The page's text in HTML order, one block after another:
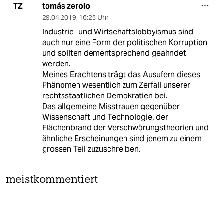
TZ tomás zerolo
29.04.2019, 16:26 Uhr
Industrie- und Wirtschaftslobbyismus sind
auch nur eine Form der politischen Korruption
und sollten dementsprechend geahndet
werden.
Meines Erachtens trägt das Ausufern dieses
Phänomen wesentlich zum Zerfall unserer
rechtsstaatlichen Demokratien bei.
Das allgemeine Misstrauen gegenüber
Wissenschaft und Technologie, der
Flächenbrand der Verschwörungstheorien und
ähnliche Erscheinungen sind jenem zu einem
grossen Teil zuzuschreiben.
meistkommentiert